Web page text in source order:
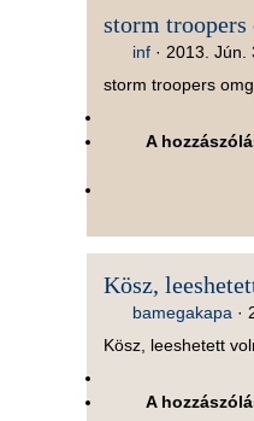
storm troopers
inf· 2013. Jún.
storm troopers
A
Kösz,
bamegakapa ·
Kösz, leeshetett
A